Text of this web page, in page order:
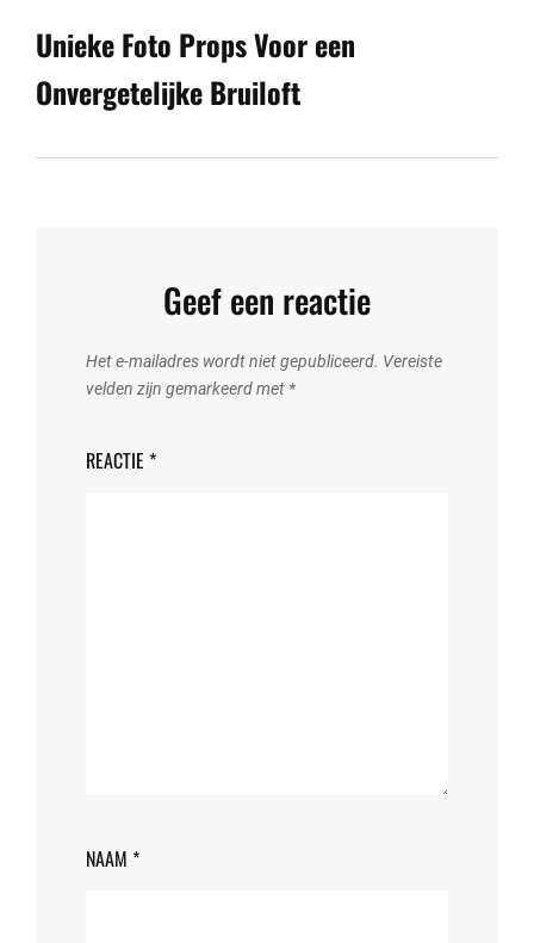
Post
Unieke Foto Props Voor een
Onvergetelijke Bruiloft
Geef een reactie
Het e-mailadres wordt niet gepubliceerd. Vereiste
velden zijn gemarkeerd met *
REACTIE *
NAAM *